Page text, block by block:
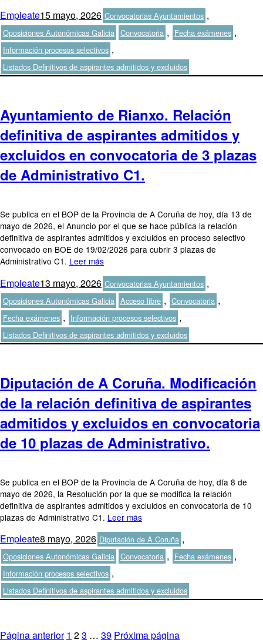
Autor
EmpleatePublicado
el
15 mayo, 2026Categorías
Convocatorias Ayuntamientos ,
Oposiciones Autonómicas Galicia Etiquetas
Convocatoria , Fecha exámenes ,
Información procesos selectivos ,
Listados Definitivos de aspirantes admitidos y excluidos
Ayuntamiento de Rianxo. Relación
definitiva de aspirantes admitidos y
excluidos en convocatoria de 3 plazas
de Administrativo C1.
Se publica en el BOP de la Provincia de A Coruña de hoy, día 13 de
mayo de 2026, el Anuncio por el que se hace pública la relación
definitiva de aspirantes admitidos y excluidos en proceso selectivo
convocado en BOE de 19/02/2026 para cubrir 3 plazas de
Administrativo C1. Leer más
Autor
EmpleatePublicado
el
13 mayo, 2026Categorías
Convocatorias Ayuntamientos ,
Oposiciones Autonómicas Galicia Etiquetas
Acceso libre , Convocatoria ,
Fecha exámenes , Información procesos selectivos ,
Listados Definitivos de aspirantes admitidos y excluidos
Diputación de A Coruña. Modificación
de la relación definitiva de aspirantes
admitidos y excluidos en convocatoria
de 10 plazas de Administrativo.
Se publica en el BOP de la Provincia de A Coruña de hoy, día 8 de
mayo de 2026, la Resolución por la que se modifica la relación
definitiva de aspirantes admitidos y excluidos en convocatoria de 10
plazas de Administrativo C1. Leer más
Autor
EmpleatePublicado
el
8 mayo, 2026Categorías
Diputación de A Coruña ,
Oposiciones Autonómicas Galicia Etiquetas
Convocatoria , Fecha exámenes ,
Información procesos selectivos ,
Listados Definitivos de aspirantes admitidos y excluidos
Página anterior Página
1 Página
2Página
3 … Página
39 Próxima página